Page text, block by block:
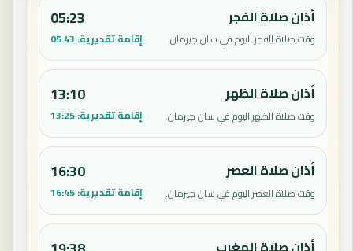
أذان صلاة الفجر
وقت صلاة الفجر اليوم في سان جيرمان.
05:23
إقامة تقديرية: 05:43
أذان صلاة الظهر
وقت صلاة الظهر اليوم في سان جيرمان.
13:10
إقامة تقديرية:13:25
أذان صلاة العصر
وقت صلاة العصر اليوم في سان جيرمان.
16:30
إقامة تقديرية:16:45